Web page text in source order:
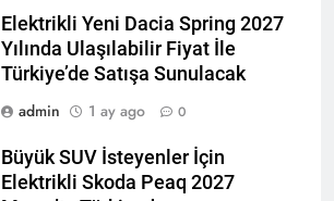
Elektrikli Yeni Dacia Spring 2027
Yılında Ulaşılabilir Fiyat İle
Türkiye’de Satışa Sunulacak
admin
1 ay ago 0
Büyük SUV İsteyenler İçin
Elektrikli Skoda Peaq 2027